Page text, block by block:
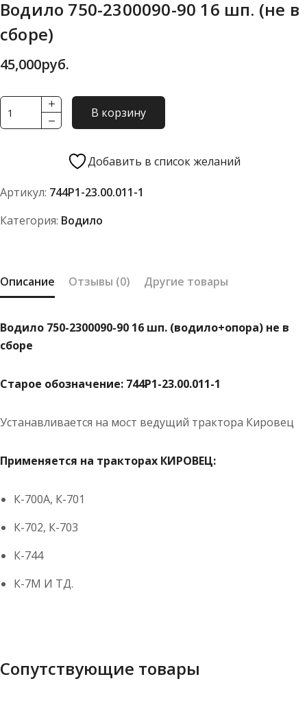
Водило 750-2300090-90 16 шп. (не в
сборе)
45,000руб.
Количество
товара
90
шп.
сборе)
В корзину
Добавить в список желаний
Артикул: 744Р1-23.00.011-1
Категория: Водило
Описание Отзывы (0) Другие товары
Водило 750-2300090-90 16 шп. (водило+опора) не в
сборе
Старое обозначение: 744Р1-23.00.011-1
Устанавливается на мост ведущий трактора Кировец
Применяется на тракторах КИРОВЕЦ:
К-700А, К-701
К-702, К-703
К-744
К-7М И ТД.
Сопутствующие товары